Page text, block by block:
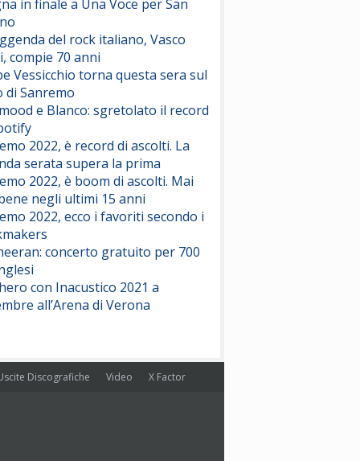
(Juli)
in finale a Una Voce per San
del rock italiano, Vasco
compie 70 anni
Vessicchio torna questa sera sul
di Sanremo
e Blanco: sgretolato il record
2022, è record di ascolti. La
serata supera la prima
2022, è boom di ascolti. Mai
negli ultimi 15 anni
2022, ecco i favoriti secondo i
concerto gratuito per 700
con Inacustico 2021 a
all’Arena di Verona
Discografiche Video X Factor